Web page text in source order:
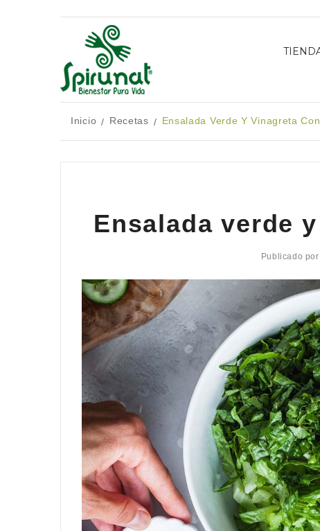
Inicio / Recetas / Ensalada Verde Y Vinagreta
Ensalada verde
Publicado por